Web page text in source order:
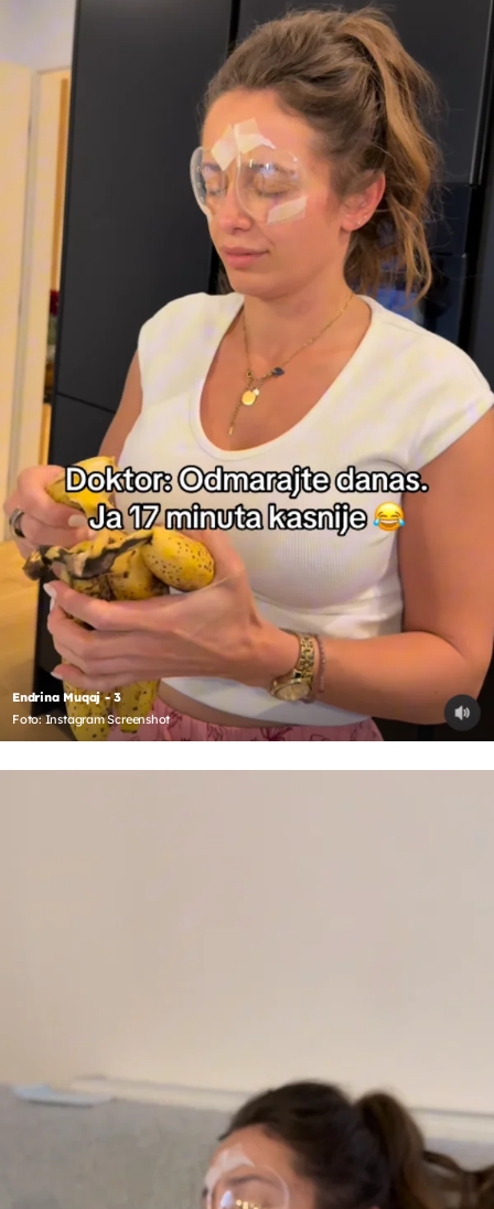
Endrina Muqaj - 3
Foto: Instagram Screenshot